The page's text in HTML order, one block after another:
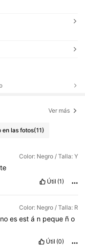
Ver más
en las fotos(11)
Color: Negro / Talla: Y
Útil (1)
Color: Negro / Talla: R
no es est á n peque ñ o
Útil (0)